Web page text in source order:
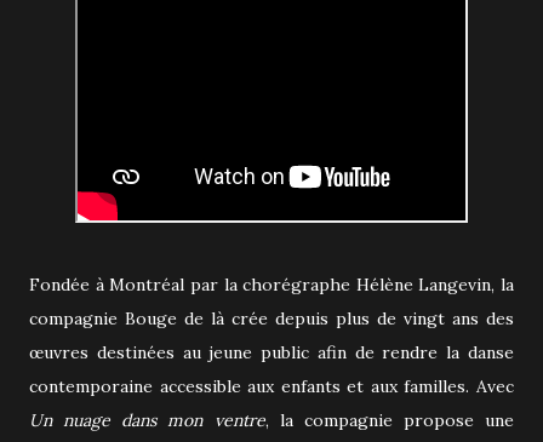
Fondée à Montréal par la chorégraphe Hélène Langevin, la
compagnie Bouge de là crée depuis plus de vingt ans des
œuvres destinées au jeune public afin de rendre la danse
contemporaine accessible aux enfants et aux familles. Avec
Un nuage dans mon ventre, la compagnie propose une